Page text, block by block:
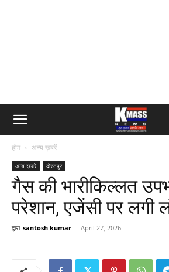
होम अन्य ख़बरें
अन्य ख़बरें दोस्तपुर
गैस की भारीकिल्लत
परेशान, एजेंसी पर लगी
द्वारा santosh kumar - April 27, 2026